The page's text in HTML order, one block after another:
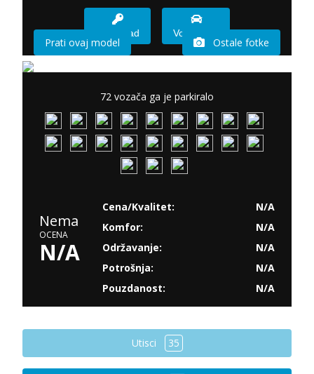
Imam sad Vozio sam
Prati ovaj model Ostale fotke
72 vozača ga je parkiralo
Nema
OCENA
N/A
Cena/Kvalitet:
N/A
Komfor:
N/A
Održavanje:
N/A
Potrošnja:
N/A
Pouzdanost:
N/A
Utisci 35